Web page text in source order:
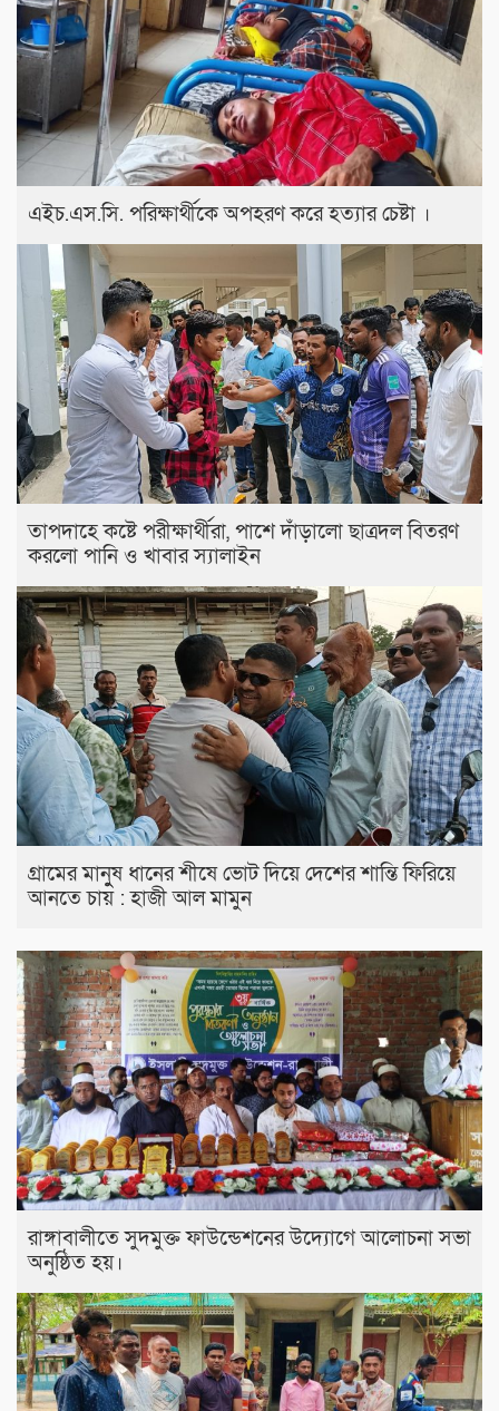
এইচ.এস.সি. পরিক্ষার্থীকে অপহরণ করে হত্যার চেষ্টা ।
তাপদাহে কষ্টে পরীক্ষার্থীরা, পাশে দাঁড়ালো ছাত্রদল বিতরণ
করলো পানি ও খাবার স্যালাইন
গ্রামের মানুুষ ধানের শীষে ভোট দিয়ে দেশের শান্তি ফিরিয়ে
আনতে চায় : হাজী আল মামুন
রাঙ্গাবালীতে সুদমুক্ত ফাউন্ডেশনের উদ্যোগে আলোচনা সভা
অনুষ্ঠিত হয়।